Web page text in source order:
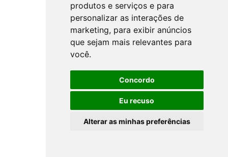
produtos e serviços e para
personalizar as interações de
marketing, para exibir anúncios
que sejam mais relevantes para
você.
Concordo
Eu recuso
Alterar as minhas preferências